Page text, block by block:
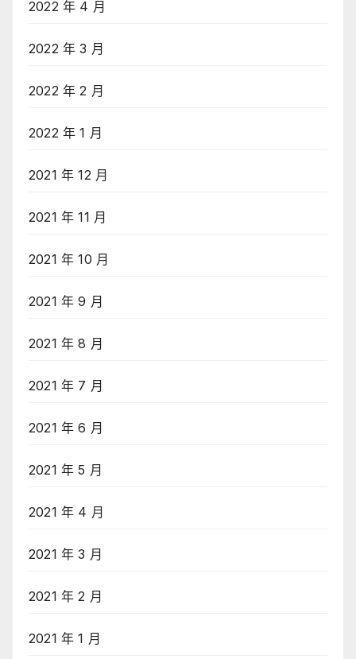
2022 年 4 月
2022 年 3 月
2022 年 2 月
2022 年 1 月
2021 年 12 月
2021 年 11 月
2021 年 10 月
2021 年 9 月
2021 年 8 月
2021 年 7 月
2021 年 6 月
2021 年 5 月
2021 年 4 月
2021 年 3 月
2021 年 2 月
2021 年 1 月